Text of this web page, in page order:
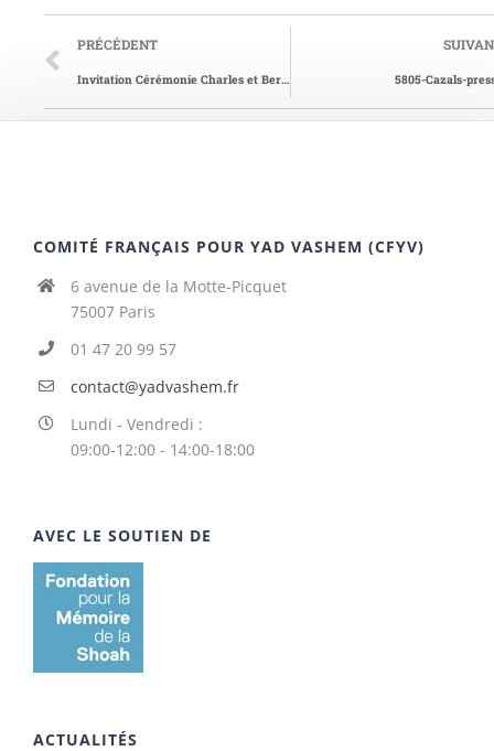
PRÉCÉDENT
Invitation Cérémonie Charles et Berthe DE LESPINASSE 5805-Cazals-
COMITÉ FRANÇAIS POUR YAD VASHEM (CFYV)
6 avenue de la Motte-Picquet
75007 Paris
01 47 20 99 57
contact@yadvashem.fr
Lundi - Vendredi :
09:00-12:00 - 14:00-18:00
AVEC LE SOUTIEN DE
ACTUALITÉS